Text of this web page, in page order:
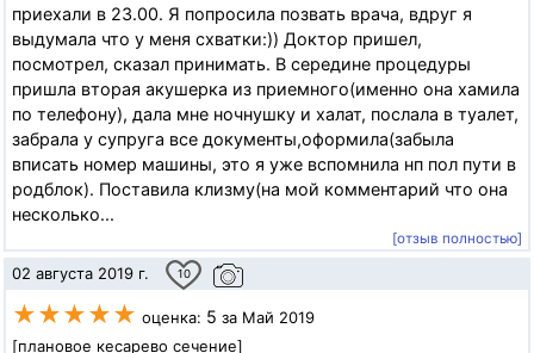
приехали в 23.00. Я попросила позвать врача, вдруг я
выдумала что у меня схватки:)) Доктор пришел,
посмотрел, сказал принимать. В середине процедуры
пришла вторая акушерка из приемного(именно она хамила
по телефону), дала мне ночнушку и халат, послала в туалет,
забрала у супруга все документы,оформила(забыла
вписать номер машины, это я уже вспомнила нп пол пути в
родблок). Поставила клизму(на мой комментарий что она
несколько...
[отзыв полностью]
02 августа 2019 г. 10
★★★★★ оценка: 5 за Май 2019
[плановое кесарево сечение]